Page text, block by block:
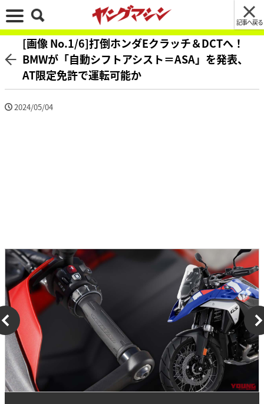
記事へ戻る
[画像 No.1/6]打倒ホンダEクラッチ＆DCTへ！
BMWが「自動シフトアシスト＝ASA」を発表、
AT限定免許で運転可能か
2024/05/04